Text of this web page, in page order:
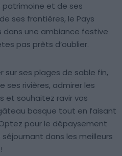
patrimoine et de ses
ses frontières, le Pays
dans une ambiance festive
pas prêts d’oublier.
sur ses plages de sable fin,
ses rivières, admirer les
et souhaitez ravir vos
basque tout en faisant
pour le dépaysement
dans les meilleurs